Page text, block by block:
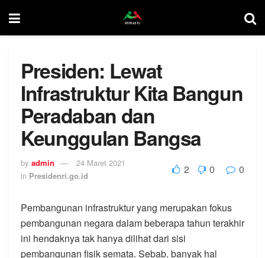
Presiden: Lewat
Infrastruktur Kita Bangun
Peradaban dan
Keunggulan Bangsa
by admin
24 Maret 2021
in Presidenri.go.id 2 0 0
Pembangunan infrastruktur yang merupakan fokus
pembangunan negara dalam beberapa tahun terakhir
ini hendaknya tak hanya dilihat dari sisi
pembangunan fisik semata. Sebab, banyak hal